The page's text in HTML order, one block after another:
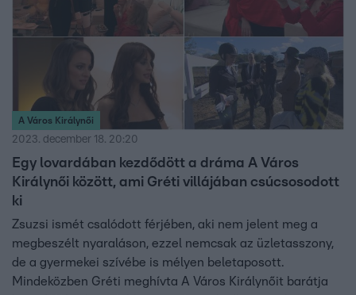
A Város Királynői
2023. december 18. 20:20
Egy lovardában kezdődött a dráma A Város
Királynői között, ami Gréti villájában csúcsosodott
ki
Zsuzsi ismét csalódott férjében, aki nem jelent meg a
megbeszélt nyaraláson, ezzel nemcsak az üzletasszony,
de a gyermekei szívébe is mélyen beletaposott.
Mindeközben Gréti meghívta A Város Királynőit barátja